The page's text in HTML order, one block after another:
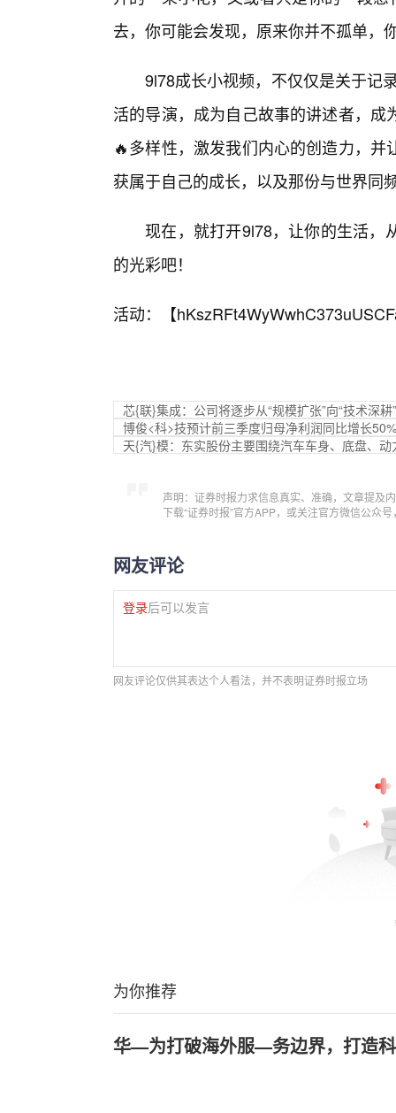
去，你可能会发现，原来你并不孤单，
9l78成长小视频，不仅仅是关于记
活的导演，成为自己故事的讲述者，
🔥多样性，激发我们内心的创造力，
获属于自己的成长，以及那份与世界同
现在，就打开9l78，让你的生活，
的光彩吧！
活动：【
芯{联}集成：公司将逐步从“规模扩张”向“技术深
博俊<科>技预计前三季度归母净利润同比增长
天{汽}模：东实股份主要围绕汽车车身、底盘、
声明：证券时报力求信息真实、准确，文章提及
下载“证券时报”官方APP，或关注官方微信公众
网友评论
登录后可以发言
网友评论仅供其表达个人看法，并不表明证券时报立场
为你推荐
华—为打破海外服—务边界，打造